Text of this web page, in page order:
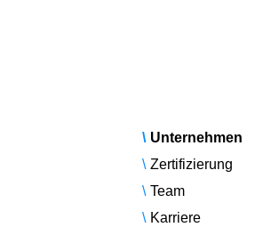
Unternehmen
Zertifizierung
Team
Karriere